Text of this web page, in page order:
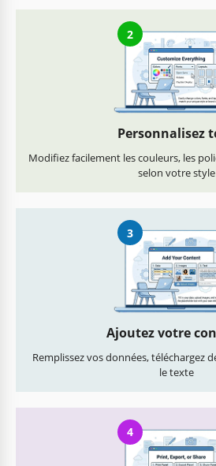
2
Personnalisez
Modifiez facilement les couleurs, les
selon votre style
3
Ajoutez votre
Remplissez vos données, téléchargez
le texte
4